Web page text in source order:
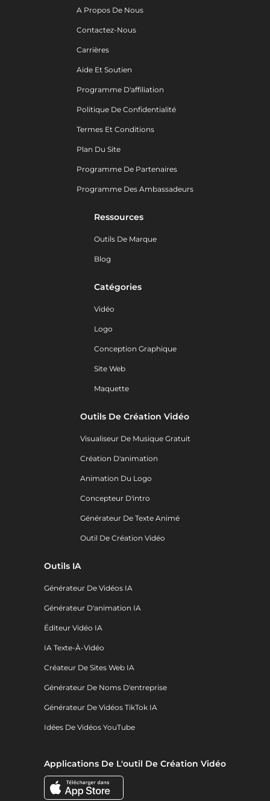
A Propos De Nous
Contactez-Nous
Carrières
Aide Et Soutien
Programme D'affiliation
Politique De Confidentialité
Termes Et Conditions
Plan Du Site
Programme De Partenaires
Programme Des Ambassadeurs
Ressources
Outils De Marque
Blog
Catégories
Vidéo
Logo
Conception Graphique
Site Web
Maquette
Outils De Création Vidéo
Visualiseur De Musique Gratuit
Création D'animation
Animation Du Logo
Concepteur D'intro
Générateur De Texte Animé
Outil De Création Vidéo
Outils IA
Générateur De Vidéos IA
Générateur D'animation IA
Éditeur Vidéo IA
IA Texte-À-Vidéo
Créateur De Sites Web IA
Générateur De Noms D'entreprise
Générateur De Vidéos TikTok IA
Idées De Vidéos YouTube
Applications De L'outil De Création Vidéo